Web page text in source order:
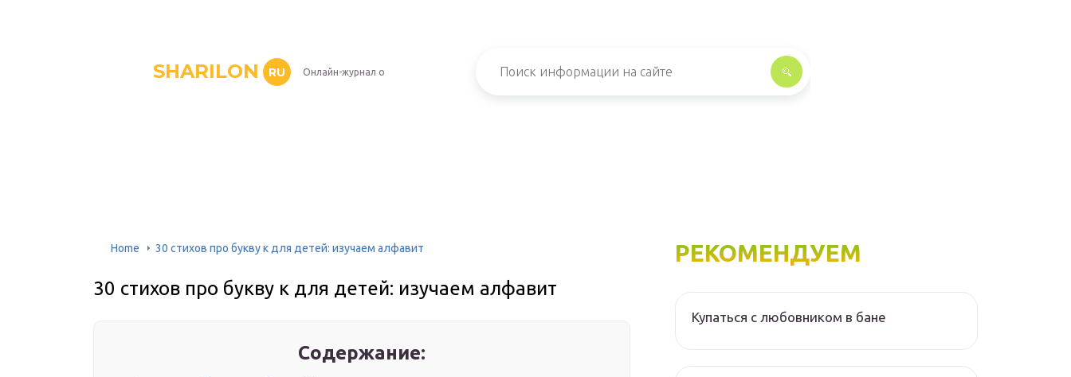
SHARILON RU Онлайн-журнал о
Home 30 стихов про букву к для детей: изучаем алфавит
30 стихов про букву к для детей: изучаем алфавит
Содержание:
РЕКОМЕНДУЕМ
Купаться с любовником в бане